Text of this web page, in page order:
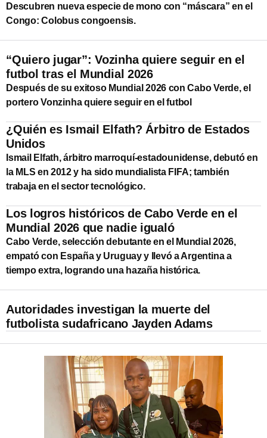
Descubren nueva especie de mono con “máscara” en el
Congo: Colobus congoensis.
“Quiero jugar”: Vozinha quiere seguir en el
futbol tras el Mundial 2026
Después de su exitoso Mundial 2026 con Cabo Verde, el
portero Vonzinha quiere seguir en el futbol
¿Quién es Ismail Elfath? Árbitro de Estados
Unidos
Ismail Elfath, árbitro marroquí-estadounidense, debutó en
la MLS en 2012 y ha sido mundialista FIFA; también
trabaja en el sector tecnológico.
Los logros históricos de Cabo Verde en el
Mundial 2026 que nadie igualó
Cabo Verde, selección debutante en el Mundial 2026,
empató con España y Uruguay y llevó a Argentina a
tiempo extra, logrando una hazaña histórica.
Autoridades investigan la muerte del
futbolista sudafricano Jayden Adams